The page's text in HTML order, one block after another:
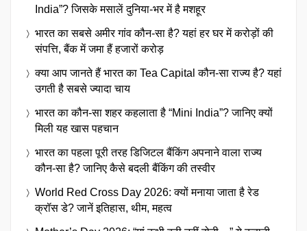
India”? जिसके मसालें दुनिया-भर में है मशहूर
भारत का सबसे अमीर गांव कौन-सा है? यहां हर घर में करोड़ों की
संपत्ति, बैंक में जमा हैं हजारों करोड़
क्या आप जानते हैं भारत का Tea Capital कौन-सा राज्य है? यहां
उगती है सबसे ज्यादा चाय
भारत का कौन-सा शहर कहलाता है “Mini India”? जानिए क्यों
मिली यह खास पहचान
भारत का पहला पूरी तरह डिजिटल बैंकिंग अपनाने वाला राज्य
कौन-सा है? जानिए कैसे बदली बैंकिंग की तस्वीर
World Red Cross Day 2026: क्यों मनाया जाता है रेड
क्रॉस डे? जानें इतिहास, थीम, महत्व